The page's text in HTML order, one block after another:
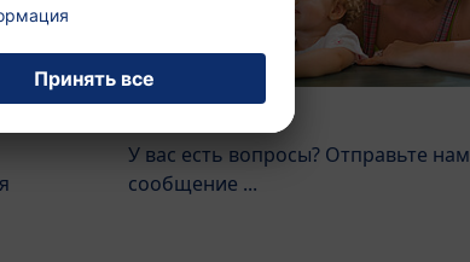
Контакт
У вас есть вопросы? Отправьте нам
сообщение ...